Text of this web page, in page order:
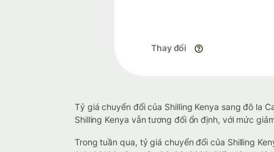
Thay đổi
Tỷ giá chuyển đổi của Shilling Kenya sang đô la
Shilling Kenya vẫn tương đối ổn định, với mức
Trong tuần qua, tỷ giá chuyển đổi của Shilling